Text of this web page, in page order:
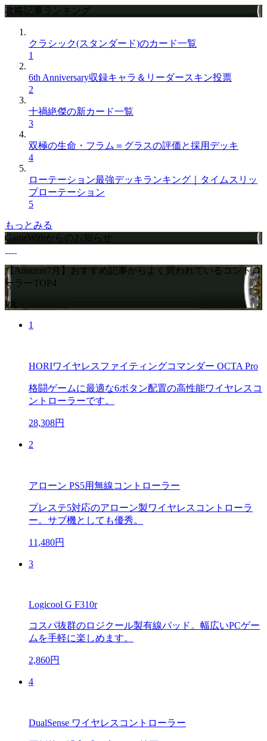
攻略記事ランキング
クラシック(スタンダード)のカード一覧
1
6th Anniversary収録キャラ＆リーダースキン投票
2
十禍絶傑の新カード一覧
3
双極の生命・フラム＝グラスの評価と採用デッキ
4
ローテーション最強デッキランキング｜タイムスリッ
プローテーション
5
もっとみる
GameWithからのお知らせ
【Amazon7月】おすすめ記事からよく買われているコントロ
ーラーTOP4
PR
1
HORIワイヤレスファイティングコマンダー OCTA Pro
格闘ゲームに最適な6ボタン配置の高性能ワイヤレスコ
ントローラーです。
28,308円
2
アローン PS5用無線コントローラー
プレステ5対応のアローン製ワイヤレスコントローラ
ー。サブ機としても優秀。
11,480円
3
Logicool G F310r
コスパ抜群のロジクール製有線パッド。幅広いPCゲー
ムを手軽に楽しめます。
2,860円
4
DualSense ワイヤレスコントローラー